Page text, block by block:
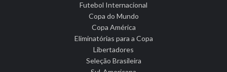
Futebol Internacional
Copa do Mundo
Copa América
Eliminatórias para a Copa
Libertadores
Seleção Brasileira